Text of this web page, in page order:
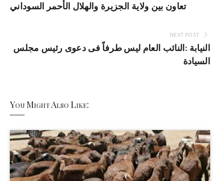
تعاون بين ولاية الجزيرة والهلال الأحمر السوداني
NEXT POST
النيابة :النائب العام ليس طرفاً فى دعوى رئيس مجلس
السيادة
You Might Also Like: